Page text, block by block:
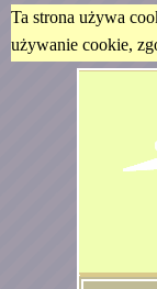
Ta strona używa
używanie cookie,